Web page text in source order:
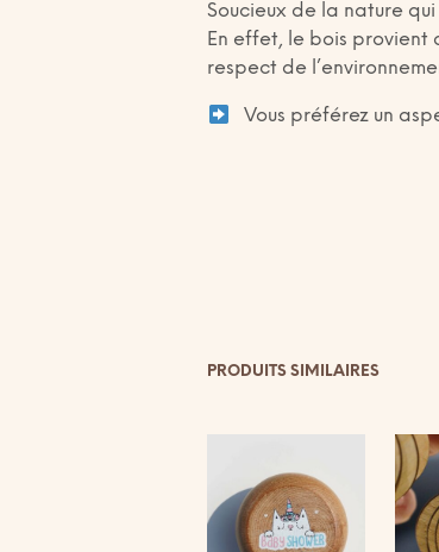
Soucieux de la nature qui
En effet, le bois
respect de
Vous préférez un
PRODUITS SIMILAIRES